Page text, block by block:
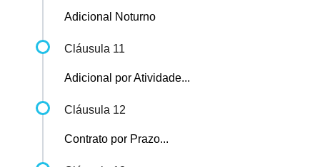
Adicional Noturno
Cláusula 11
Adicional por Atividade...
Cláusula 12
Contrato por Prazo...